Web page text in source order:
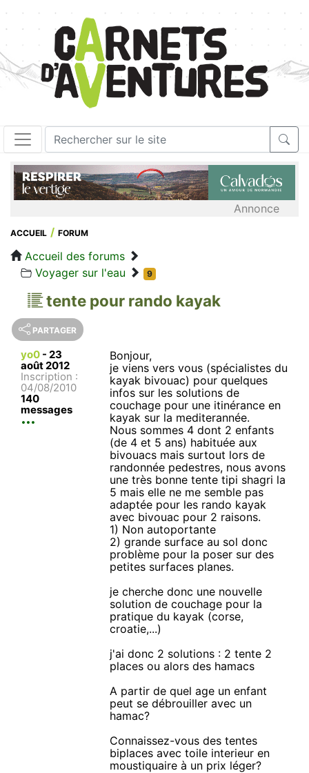
Annonce
ACCUEIL FORUM
Accueil des forums
Voyager sur l'eau
9
tente pour rando kayak
PARTAGER
yo0 - 23
août 2012
Inscription :
04/08/2010
140
messages
Bonjour,
je viens vers vous (spécialistes du
kayak bivouac) pour quelques
infos sur les solutions de
couchage pour une itinérance en
kayak sur la mediterannée.
Nous sommes 4 dont 2 enfants
(de 4 et 5 ans) habituée aux
bivouacs mais surtout lors de
randonnée pedestres, nous avons
une très bonne tente tipi shagri la
5 mais elle ne me semble pas
adaptée pour les rando kayak
avec bivouac pour 2 raisons.
1) Non autoportante
2) grande surface au sol donc
problème pour la poser sur des
petites surfaces planes.
je cherche donc une nouvelle
solution de couchage pour la
pratique du kayak (corse,
croatie,...)
j'ai donc 2 solutions : 2 tente 2
places ou alors des hamacs
A partir de quel age un enfant
peut se débrouiller avec un
hamac?
Connaissez-vous des tentes
biplaces avec toile interieur en
moustiquaire à un prix léger?